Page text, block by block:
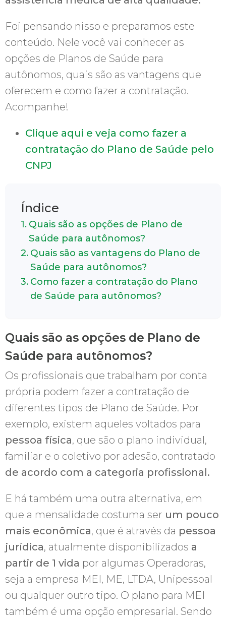
Foi pensando nisso e preparamos este
conteúdo. Nele você vai conhecer as
opções de Planos de Saúde para
autônomos, quais são as vantagens que
oferecem e como fazer a contratação.
Acompanhe!
Clique aqui e veja como fazer a
contratação do Plano de Saúde pelo
CNPJ
Índice
Quais são as opções de Plano de
Saúde para autônomos?
Quais são as vantagens do Plano de
Saúde para autônomos?
Como fazer a contratação do Plano
de Saúde para autônomos?
Quais são as opções de Plano de
Saúde para autônomos?
Os profissionais que trabalham por conta
própria podem fazer a contratação de
diferentes tipos de Plano de Saúde. Por
exemplo, existem aqueles voltados para
pessoa física, que são o plano individual,
familiar e o coletivo por adesão, contratado
de acordo com a categoria profissional.
E há também uma outra alternativa, em
que a mensalidade costuma ser um pouco
mais econômica, que é através da pessoa
jurídica, atualmente disponibilizados a
partir de 1 vida por algumas Operadoras,
seja a empresa MEI, ME, LTDA, Unipessoal
ou qualquer outro tipo. O plano para MEI
também é uma opção empresarial. Sendo